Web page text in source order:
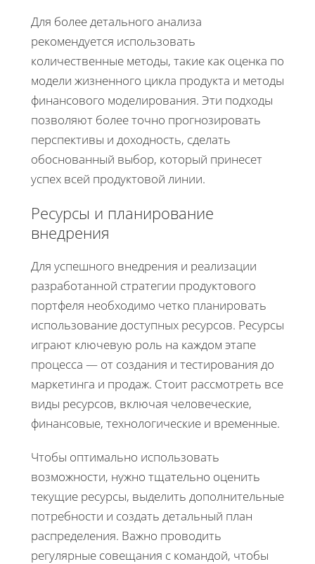
Для более детального анализа
рекомендуется использовать
количественные методы, такие как оценка по
модели жизненного цикла продукта и методы
финансового моделирования. Эти подходы
позволяют более точно прогнозировать
перспективы и доходность, сделать
обоснованный выбор, который принесет
успех всей продуктовой линии.
Ресурсы и планирование
внедрения
Для успешного внедрения и реализации
разработанной стратегии продуктового
портфеля необходимо четко планировать
использование доступных ресурсов. Ресурсы
играют ключевую роль на каждом этапе
процесса — от создания и тестирования до
маркетинга и продаж. Стоит рассмотреть все
виды ресурсов, включая человеческие,
финансовые, технологические и временные.
Чтобы оптимально использовать
возможности, нужно тщательно оценить
текущие ресурсы, выделить дополнительные
потребности и создать детальный план
распределения. Важно проводить
регулярные совещания с командой, чтобы